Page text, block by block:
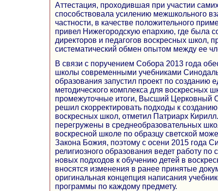
Аттестация, проходившая при участии
способствовала усилению межшкольного
частности, в качестве положительного
привел Нижегородскую епархию, где была
директоров и педагогов воскресных школ,
систематический обмен опытом между ее
В связи с поручением Собора 2013 года
школы современными учебниками
образования запустил проект по созданию
методического комплекса для воскресных
промежуточные итоги, Высший Церковный
решил скорректировать подходы к
воскресных школ, отметил Патриарх
перегружены в среднеобразовательных
воскресной школе по образцу светской
Закона Божия, поэтому с осени 2015 года
религиозного образования ведет работу
новых подходов к обучению детей в
вносятся изменения в ранее принятые
оригинальная концепция написания
программы по каждому предмету.